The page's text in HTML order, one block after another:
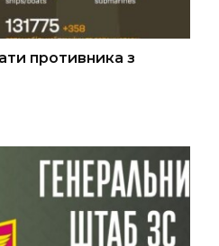
противника з